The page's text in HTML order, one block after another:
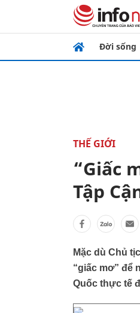
Đời sống
THẾ GIỚI
“Giấc
Tập
Mặc dù Chủ
“giấc mơ” để
Quốc thực tế